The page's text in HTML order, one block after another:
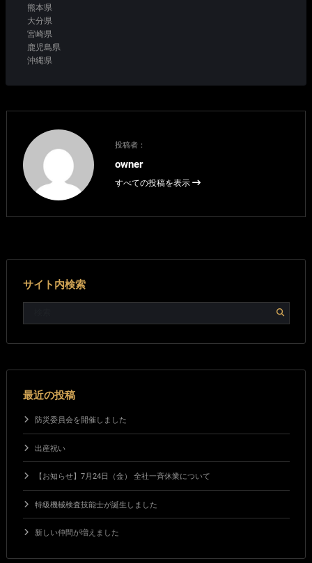
熊本県
大分県
宮崎県
鹿児島県
沖縄県
投稿者：
owner
すべての投稿を表示
サイト内検索
最近の投稿
防災委員会を開催しました
出産祝い
【お知らせ】7月24日（金） 全社一斉休業について
特級機械検査技能士が誕生しました
新しい仲間が増えました